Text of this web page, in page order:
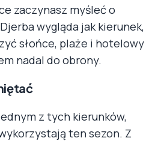
zaczynasz myśleć o
wygląda jak kierunek,
słońce, plaże i hotelowy
nadal do obrony.
z tych kierunków,
ten sezon. Z